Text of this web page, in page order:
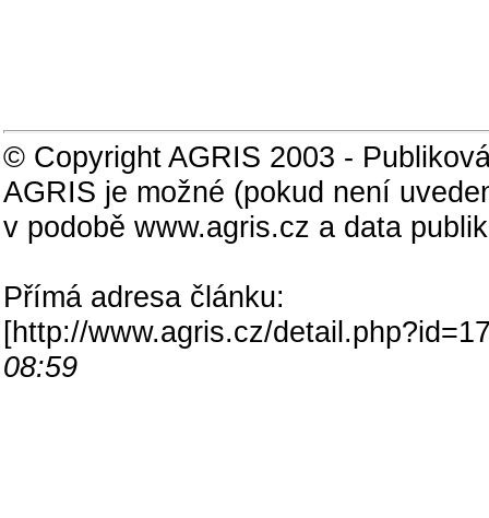
© Copyright AGRIS 2003 -
AGRIS je možné (pokud není
v podobě www.agris.cz a data
Přímá adresa článku:
[http://www.agris.cz/
08:59